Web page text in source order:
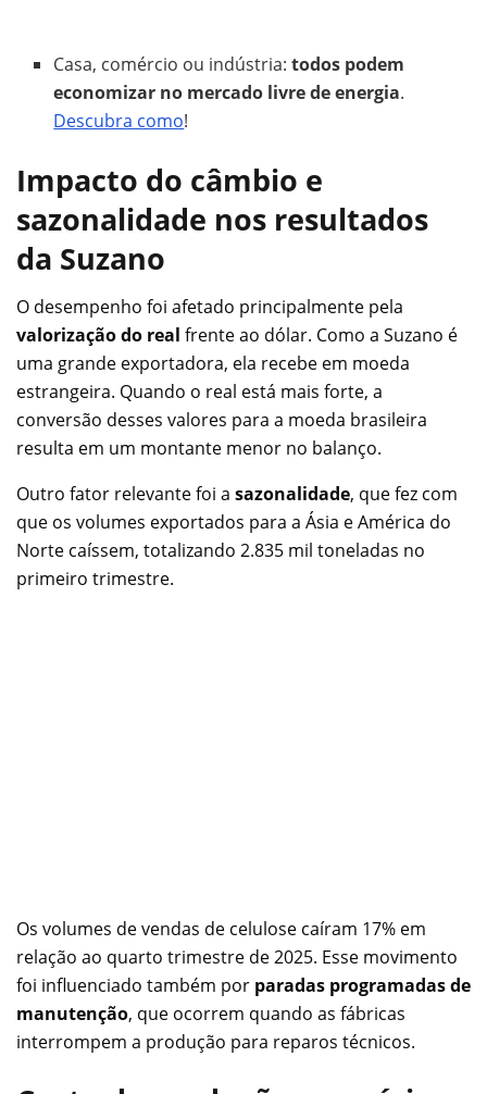
Casa, comércio ou indústria:todos podem
economizar no mercado livre de energia.
Descubra como!
Impacto do câmbio e
sazonalidade nos resultados
da Suzano
O desempenho foi afetado principalmente pela
valorização do real frente ao dólar. Como a Suzano é
uma grande exportadora, ela recebe em moeda
estrangeira. Quando o real está mais forte, a
conversão desses valores para a moeda brasileira
resulta em um montante menor no balanço.
Outro fator relevante foi a sazonalidade, que fez com
que os volumes exportados para a Ásia e América do
Norte caíssem, totalizando 2.835 mil toneladas no
primeiro trimestre.
Os volumes de vendas de celulose caíram 17% em
relação ao quarto trimestre de 2025. Esse movimento
foi influenciado também por paradas programadas de
manutenção, que ocorrem quando as fábricas
interrompem a produção para reparos técnicos.